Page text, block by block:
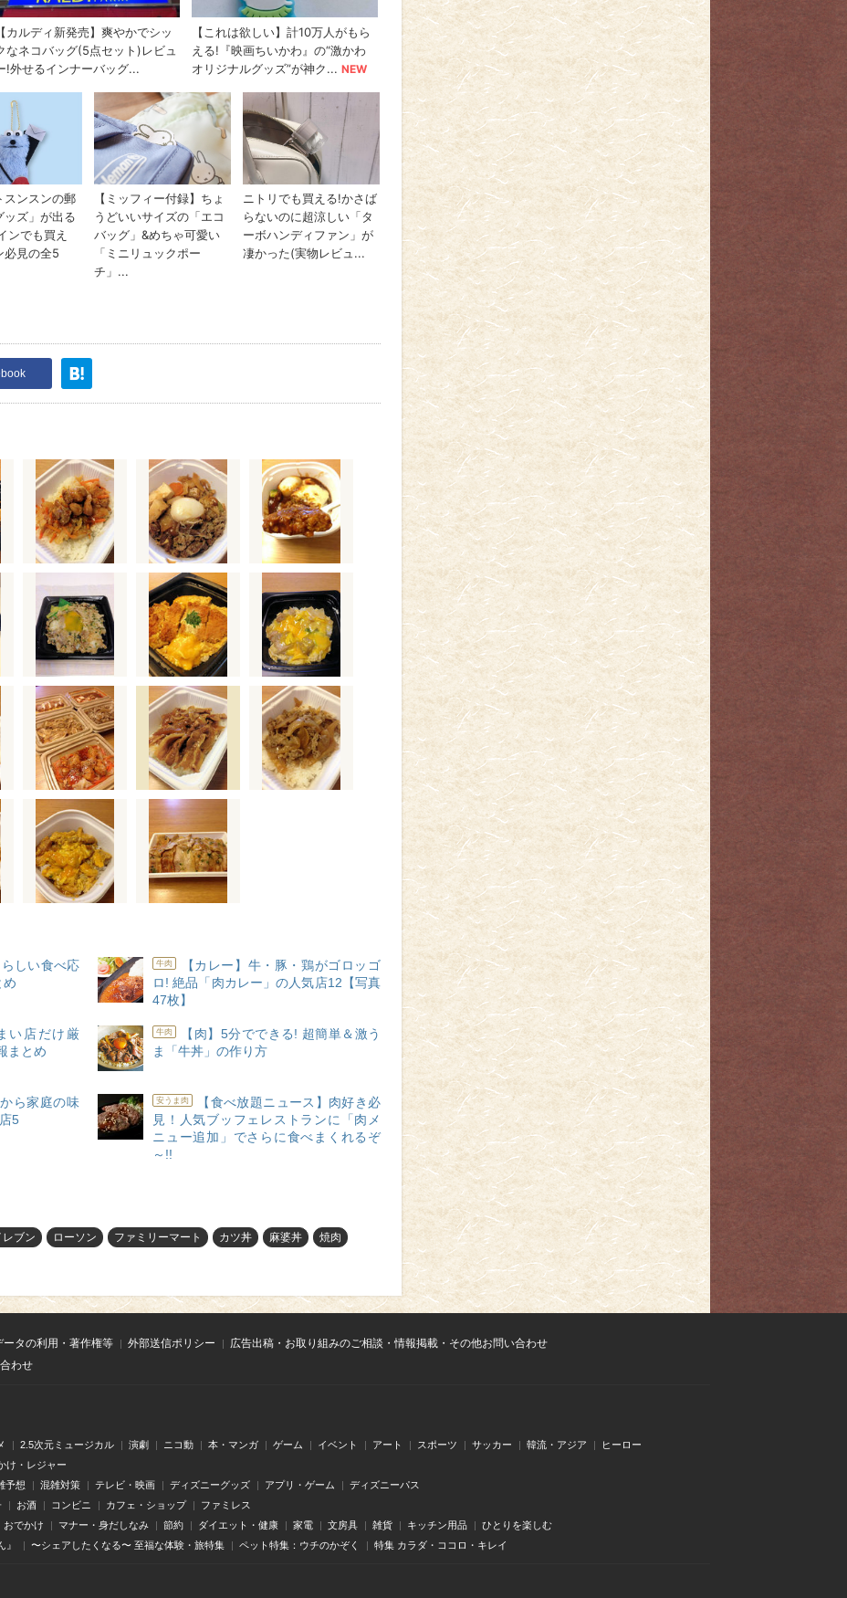
らしい食べ応
め
牛肉
【カレー】牛・豚・鶏がゴロッゴ
ロ! 絶品「肉カレー」の人気店12【写真
47枚】
い店だけ厳
まとめ
牛肉
【肉】5分でできる! 超簡単＆激う
ま「牛丼」の作り方
ら家庭の味
5
安うま肉
【食べ放題ニュース】肉好き必
見！人気ブッフェレストランに「肉メ
ニュー追加」でさらに食べまくれるぞ
～!!
レブン ローソン ファミリーマート カツ丼 麻婆丼 焼肉
ータの利用・著作権等 外部送信ポリシー
広告出稿・お取り組みのご相談・情報掲載・その他お問い合わせ
わせ
2.5次元ミュージカル 演劇 ニコ動 本・マンガ ゲーム イベント アート スポーツ サッカー 韓流・アジア ヒーロー
け・レジャー
予想 混雑対策 テレビ・映画 ディズニーグッズ アプリ・ゲーム ディズニーパス
お酒 コンビニ カフェ・ショップ ファミレス
おでかけ マナー・身だしなみ 節約 ダイエット・健康 家電 文房具 雑貨 キッチン用品 ひとりを楽しむ
〜シェアしたくなる〜 至福な体験・旅特集 ペット特集：ウチのかぞく 特集 カラダ・ココロ・キレイ